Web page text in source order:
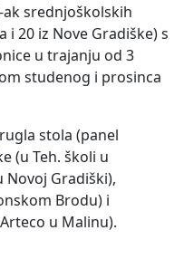
srednjoškolskih
i 20 iz Nove Gradiške) s
u trajanju od 3
studenog i prosinca
stola (panel
(u Teh. školi u
Novoj Gradiški),
Brodu) i
u Malinu).